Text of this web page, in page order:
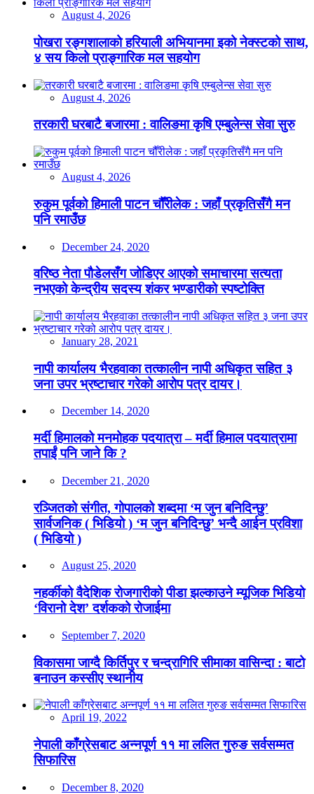
August 4, 2026
पोखरा रङ्गशालाको हरियाली अभियानमा इको नेक्स्टको साथ,
४ सय किलो प्राङ्गारिक मल सहयोग
August 4, 2026
तरकारी घरबाटै बजारमा : वालिङमा कृषि एम्बुलेन्स सेवा सुरु
August 4, 2026
रुकुम पूर्वको हिमाली पाटन चौँरीलेक : जहाँ प्रकृतिसँगै मन
पनि रमाउँछ
December 24, 2020
वरिष्ठ नेता पौडेलसँग जोडिएर आएको समाचारमा सत्यता
नभएको केन्द्रीय सदस्य शंकर भण्डारीको स्पष्टोक्ति
January 28, 2021
नापी कार्यालय भैरहवाका तत्कालीन नापी अधिकृत सहित ३
जना उपर भ्रष्टाचार गरेको आरोप पत्र दायर।
December 14, 2020
मर्दी हिमालको मनमोहक पदयात्रा – मर्दी हिमाल पदयात्रामा
तपाईं पनि जाने कि ?
December 21, 2020
रञ्जितको संगीत, गोपालको शब्दमा ‘म जुन बनिदिन्छु’
सार्वजनिक ( भिडियो ) ‘म जुन बनिदिन्छु’ भन्दै आईन प्रविशा
( भिडियो )
August 25, 2020
नहर्कीको वैदेशिक रोजगारीको पीडा झल्काउने म्यूजिक भिडियो
‘विरानो देश’ दर्शकको रोजाईमा
September 7, 2020
विकासमा जाग्दै किर्तिपुर र चन्द्रागिरि सीमाका वासिन्दा : बाटो
बनाउन कस्सीए स्थानीय
April 19, 2022
नेपाली काँग्रेसबाट अन्नपूर्ण ११ मा ललित गुरुङ सर्वसम्मत
सिफारिस
December 8, 2020